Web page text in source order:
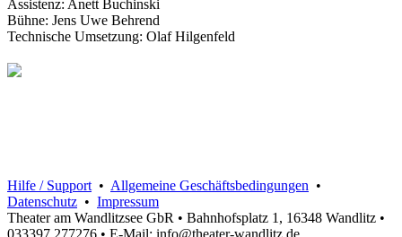
Assistenz: Anett Buchinski
Bühne: Jens Uwe Behrend
Technische Umsetzung: Olaf Hilgenfeld
Hilfe / Support • Allgemeine Geschäftsbedingungen •
Datenschutz • Impressum
Theater am Wandlitzsee GbR • Bahnhofsplatz 1, 16348 Wandlitz •
033397 277276 • E-Mail: info@theater-wandlitz.de